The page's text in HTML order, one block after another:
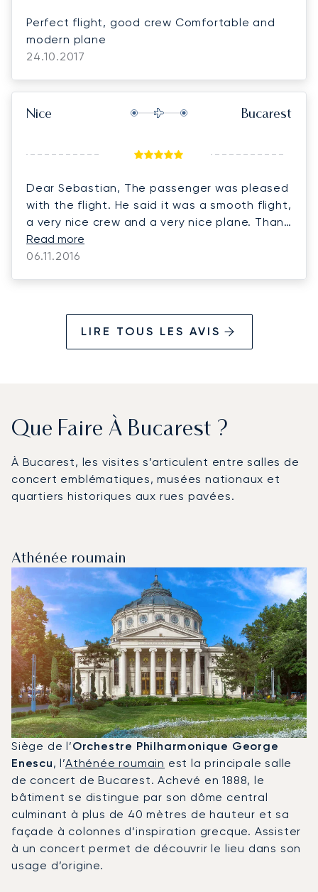
Perfect flight, good crew Comfortable and
modern plane
24.10.2017
Nice Bucarest
Dear Sebastian, The passenger was pleased
with the flight. He said it was a smooth flight,
a very nice crew and a very nice plane. Thank
you for your assistance through the process.
With regards,
Read more
06.11.2016
LIRE TOUS LES AVIS
Que Faire À Bucarest ?
À Bucarest, les visites s’articulent entre salles de
concert emblématiques, musées nationaux et
quartiers historiques aux rues pavées.
Athénée roumain
Siège de l’Orchestre Philharmonique George
Enescu, l’Athénée roumain est la principale salle
de concert de Bucarest. Achevé en 1888, le
bâtiment se distingue par son dôme central
culminant à plus de 40 mètres de hauteur et sa
façade à colonnes d’inspiration grecque. Assister
à un concert permet de découvrir le lieu dans son
usage d’origine.